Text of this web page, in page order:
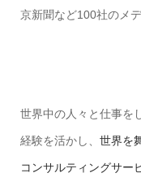
京新聞など100社のメ
世界中の人々と仕事を
経験を活かし、 世界を
コンサルティングサー